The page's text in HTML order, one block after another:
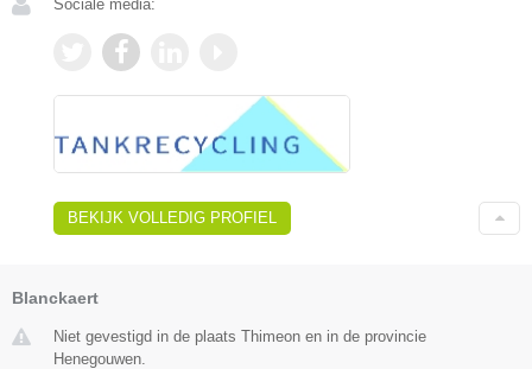
Sociale media:
BEKIJK VOLLEDIG PROFIEL
Blanckaert
Niet gevestigd in de plaats Thimeon en in de provincie
Henegouwen.